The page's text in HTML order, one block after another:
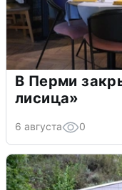
В Перми
лисица»
6 августа 0